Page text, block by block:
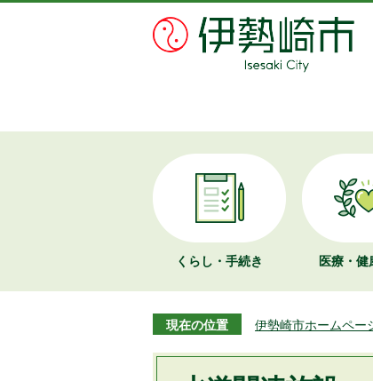
くらし・手続き 医療・健
現在の位置 伊勢崎市ホームペー